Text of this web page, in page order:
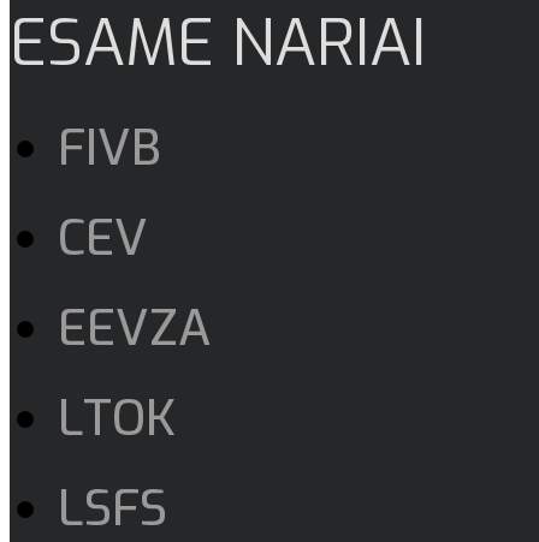
ESAME NARIAI
FIVB
CEV
EEVZA
LTOK
LSFS